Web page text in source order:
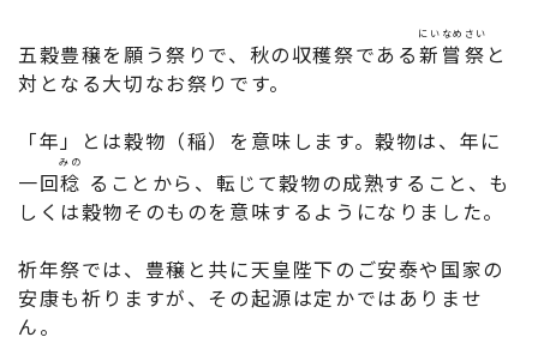
五穀豊穣を願う祭りで、秋の収穫祭である新嘗祭
にいなめさい
と
対となる大切なお祭りです。
「年」とは穀物（稲）を意味します。穀物は、年に
一回稔
みの
ることから、転じて穀物の成熟すること、も
しくは穀物そのものを意味するようになりました。
祈年祭では、豊穣と共に天皇陛下のご安泰や国家の
安康も祈りますが、その起源は定かではありませ
ん。